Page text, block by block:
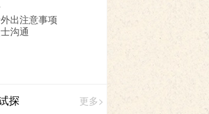
出注意事项
沟通
探 更多>